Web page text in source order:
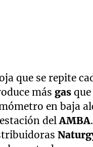
que se repite
más gas
en baja
del AMBA